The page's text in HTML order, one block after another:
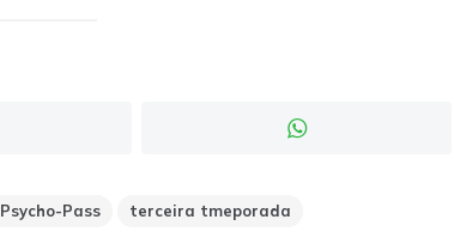
Psycho-Pass terceira tmeporada